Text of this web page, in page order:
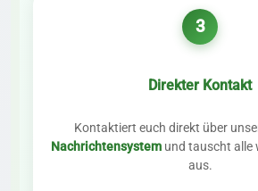
3
Direkter Kontakt
Kontaktiert euch direkt über
Nachrichtensystem und tauscht alle
aus.